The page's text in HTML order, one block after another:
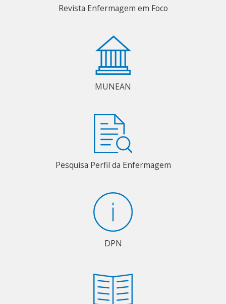
Revista Enfermagem em Foco
MUNEAN
Pesquisa Perfil da Enfermagem
DPN